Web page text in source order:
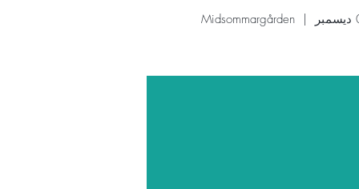
  |
Midsommargården